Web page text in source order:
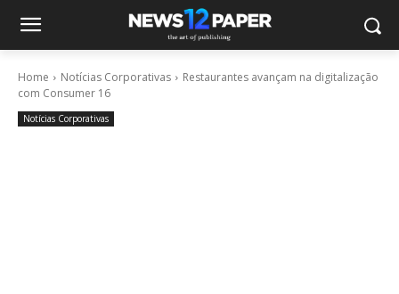
Home Notícias Corporativas
Restaurantes avançam na digitalização
com Consumer 16
Notícias Corporativas